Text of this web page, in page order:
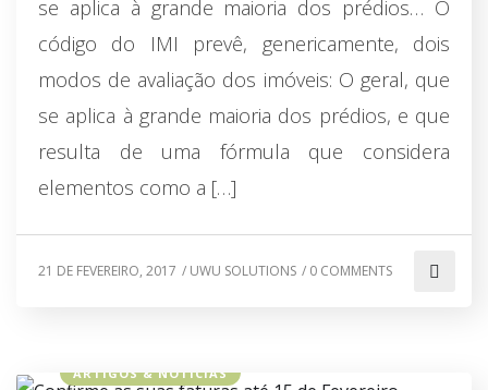
se aplica à grande maioria dos prédios… O
código do IMI prevê, genericamente, dois
modos de avaliação dos imóveis: O geral, que
se aplica à grande maioria dos prédios, e que
resulta de uma fórmula que considera
elementos como a […]
21 DE FEVEREIRO, 2017 / UWU SOLUTIONS / 0 COMMENTS
ARTIGOS & NOTÍCIAS